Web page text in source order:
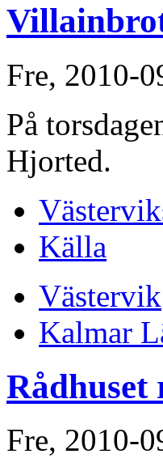
Fre, 2010-
På
Hjorted.
Källa
Västervik
Kalmar
Rådhuset
Fre, 2010-